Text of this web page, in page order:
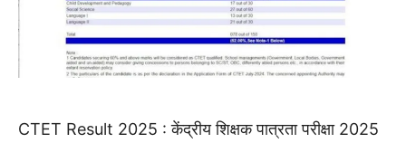
CTET Result 2025 : केंद्रीय शिक्षक पात्रता परीक्षा 2025